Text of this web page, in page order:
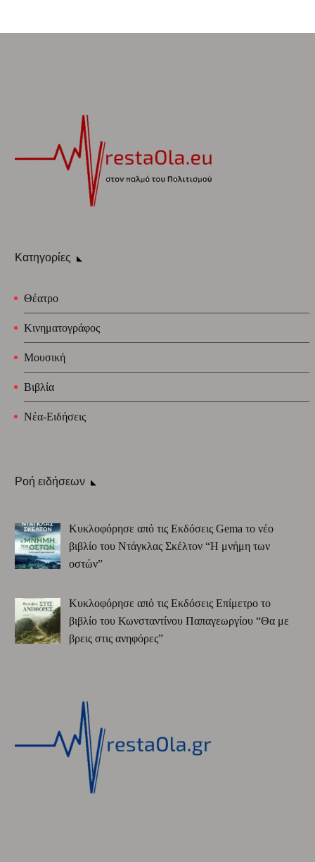
Κατηγορίες
Θέατρο
Κινηματογράφος
Μουσική
Βιβλία
Νέα-Ειδήσεις
Ροή ειδήσεων
Κυκλοφόρησε από τις Εκδόσεις Gema το νέο
βιβλίο του Ντάγκλας Σκέλτον “Η μνήμη των
οστών”
Κυκλοφόρησε από τις Εκδόσεις Επίμετρο το
βιβλίο του Κωνσταντίνου Παπαγεωργίου “Θα με
βρεις στις ανηφόρες”